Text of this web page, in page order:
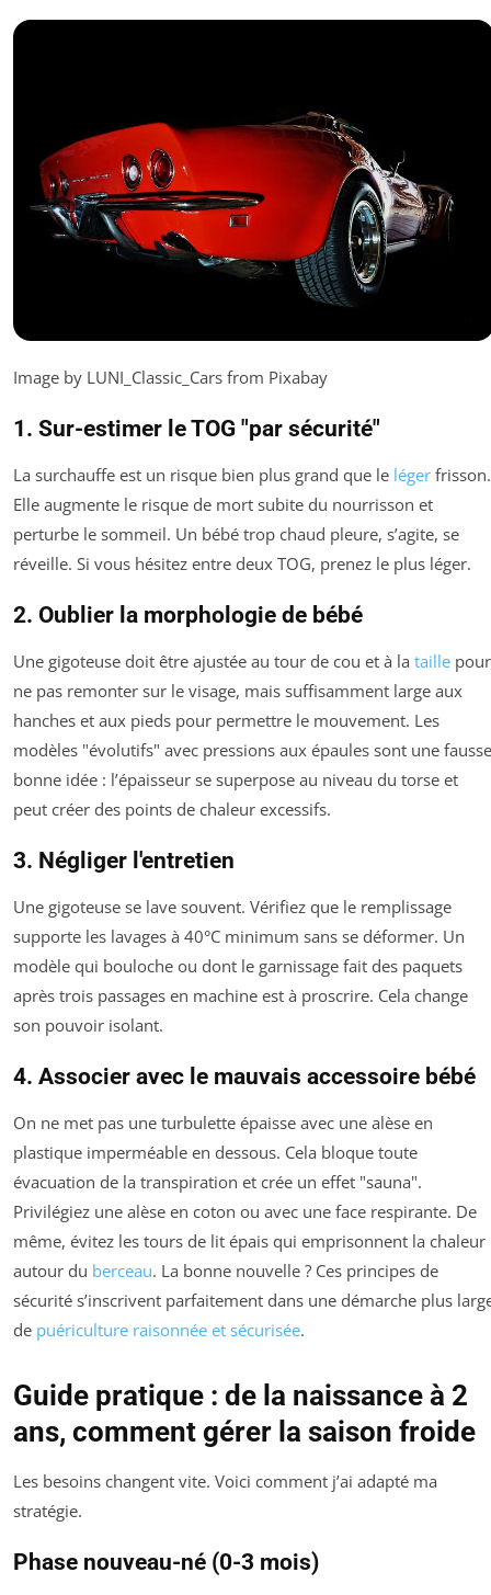
Image by LUNI_Classic_Cars from Pixabay
1. Sur-estimer le TOG "par sécurité"
La surchauffe est un risque bien plus grand que le léger frisson.
Elle augmente le risque de mort subite du nourrisson et
perturbe le sommeil. Un bébé trop chaud pleure, s’agite, se
réveille. Si vous hésitez entre deux TOG, prenez le plus léger.
2. Oublier la morphologie de bébé
Une gigoteuse doit être ajustée au tour de cou et à la taille pour
ne pas remonter sur le visage, mais suffisamment large aux
hanches et aux pieds pour permettre le mouvement. Les
modèles "évolutifs" avec pressions aux épaules sont une fausse
bonne idée : l’épaisseur se superpose au niveau du torse et
peut créer des points de chaleur excessifs.
3. Négliger l'entretien
Une gigoteuse se lave souvent. Vérifiez que le remplissage
supporte les lavages à 40°C minimum sans se déformer. Un
modèle qui bouloche ou dont le garnissage fait des paquets
après trois passages en machine est à proscrire. Cela change
son pouvoir isolant.
4. Associer avec le mauvais accessoire bébé
On ne met pas une turbulette épaisse avec une alèse en
plastique imperméable en dessous. Cela bloque toute
évacuation de la transpiration et crée un effet "sauna".
Privilégiez une alèse en coton ou avec une face respirante. De
même, évitez les tours de lit épais qui emprisonnent la chaleur
autour du berceau. La bonne nouvelle ? Ces principes de
sécurité s’inscrivent parfaitement dans une démarche plus
de puériculture raisonnée et sécurisée.
Guide pratique : de la naissance à 2
ans, comment gérer la saison froide
Les besoins changent vite. Voici comment j’ai adapté ma
stratégie.
Phase nouveau-né (0-3 mois)